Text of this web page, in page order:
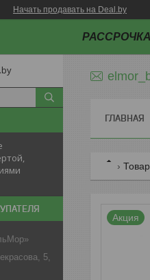
Начать продавать на Deal.by
5,
ГЛАВНАЯ
Акция